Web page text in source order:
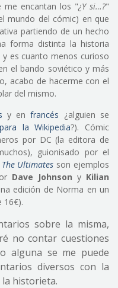
me encantan los "¿Y si…?"
mundo del cómic) en que
partiendo de un hecho
forma distinta la historia
es cuanto menos curioso
el bando soviético y más
acabo de hacerme con el
del mismo.
y enfrancés ¿alguien se
la Wikipedia?). Cómic
por DC (la editora de
guionisado por el
The Ultimates son ejemplos
Dave Johnson y Kilian
edición de Norma en un
16€).
sobre la misma,
no contar cuestiones
alguna se me puede
diversos con la
historieta.